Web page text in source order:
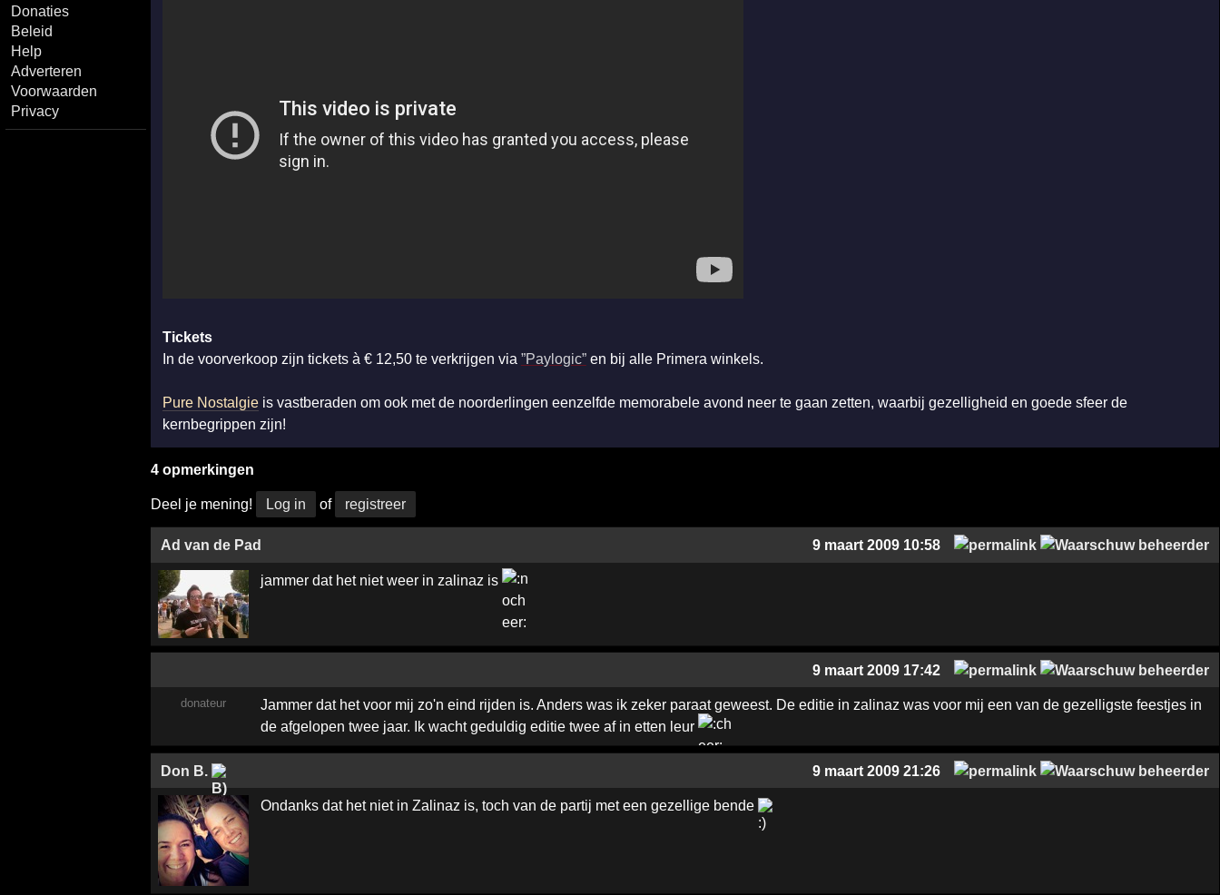
Donaties
Beleid
Help
Adverteren
Voorwaarden
Privacy
Tickets
In de voorverkoop zijn tickets à € 12,50 te verkrijgen via ”Paylogic”en bij alle Primera winkels.
Pure Nostalgieis vastberaden om ook met de noorderlingen eenzelfde memorabele avond neer te gaan zetten, waarbij gezelligheid en goede sfeer de
kernbegrippen zijn!
4 opmerkingen
Deel je mening! Log in of registreer
Ad van de Pad 9 maart 2009 10:58
jammer dat het niet weer in zalinaz is
9 maart 2009 17:42
donateur
Jammer dat het voor mij zo'n eind rijden is. Anders was ik zeker paraat geweest. De editie in zalinaz was voor mij een van de gezelligste feestjes in
de afgelopen twee jaar. Ik wacht geduldig editie twee af in etten leur
Don B. 9 maart 2009 21:26
Ondanks dat het niet in Zalinaz is, toch van de partij met een gezellige bende